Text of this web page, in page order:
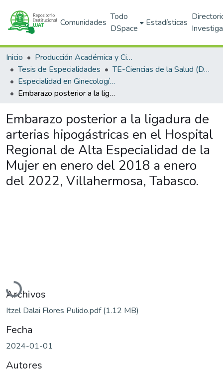
Comunidades
Todo
DSpace
Estadísticas
Inicio
Producción Académica y Científica
Tesis de Especialidades
TE-Ciencias de la Salud (DACS)
Especialidad en Ginecología y Obstetricia
Embarazo posterior a la ligadura de arterias hipogástricas en el Hospital Regional de Alta Especialidad de la Mujer en enero del 2018 a enero del 2022, Villahermosa, Tabasco.
Embarazo posterior a la ligadura de
arterias hipogástricas en el Hospital
Regional de Alta Especialidad de la
Mujer en enero del 2018 a enero
del 2022, Villahermosa, Tabasco.
Cargando...
Archivos
Itzel Dalai Flores Pulido.pdf(1.12 MB)
Fecha
2024-01-01
Autores